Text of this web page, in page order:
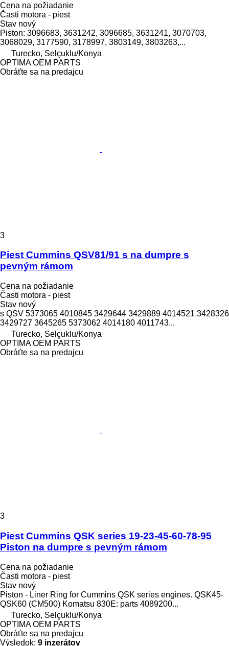
Cena na požiadanie
Časti motora - piest
Stav nový
Piston: 3096683, 3631242, 3096685, 3631241, 3070703,
3068029, 3177590, 3178997, 3803149, 3803263,...
Turecko, Selçuklu/Konya
OPTIMA OEM PARTS
Obráťte sa na predajcu
3
Piest Cummins QSV81/91 s na dumpre s
pevným rámom
Cena na požiadanie
Časti motora - piest
Stav nový
s QSV 5373065 4010845 3429644 3429889 4014521 3428326
3429727 3645265 5373062 4014180 4011743...
Turecko, Selçuklu/Konya
OPTIMA OEM PARTS
Obráťte sa na predajcu
3
Piest Cummins QSK series 19-23-45-60-78-95
Piston na dumpre s pevným rámom
Cena na požiadanie
Časti motora - piest
Stav nový
Piston - Liner Ring for Cummins QSK series engines. QSK45-
QSK60 (CM500) Komatsu 830E: parts 4089200...
Turecko, Selçuklu/Konya
OPTIMA OEM PARTS
Obráťte sa na predajcu
Výsledok: 9 inzerátov